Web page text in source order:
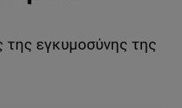
εγκυμοσύνης της